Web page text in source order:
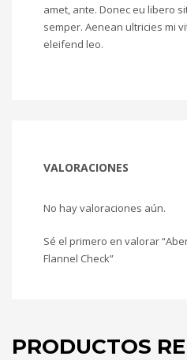
amet, ante. Donec eu libero
semper. Aenean ultricies mi
eleifend leo.
VALORACIONES
No hay valoraciones aún.
Sé el primero en valorar
Flannel Check”
PRODUCTOS